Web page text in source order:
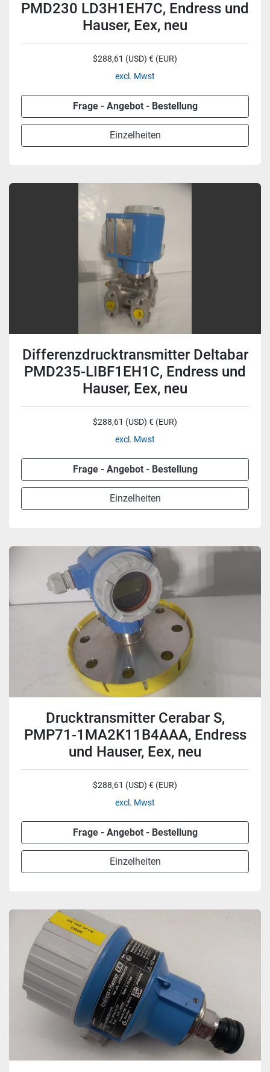
PMD230 LD3H1EH7C, Endress und
Hauser, Eex, neu
$288,61 (USD) € (EUR)
excl. Mwst
Frage - Angebot - Bestellung
Einzelheiten
Differenzdrucktransmitter Deltabar
PMD235-LIBF1EH1C, Endress und
Hauser, Eex, neu
$288,61 (USD) € (EUR)
excl. Mwst
Frage - Angebot - Bestellung
Einzelheiten
Drucktransmitter Cerabar S,
PMP71-1MA2K11B4AAA, Endress
und Hauser, Eex, neu
$288,61 (USD) € (EUR)
excl. Mwst
Frage - Angebot - Bestellung
Einzelheiten